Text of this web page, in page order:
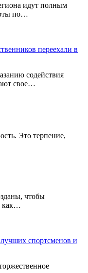
идут полным
по…
переехали в
содействия
свое…
Это терпение,
чтобы
как…
спортсменов и